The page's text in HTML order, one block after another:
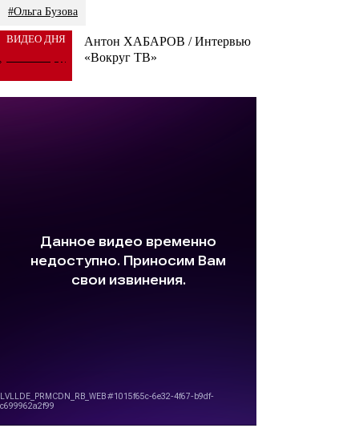
#Ольга Бузова
ВИДЕО ДНЯ
Антон ХАБАРОВ / Интервью
«Вокруг ТВ»